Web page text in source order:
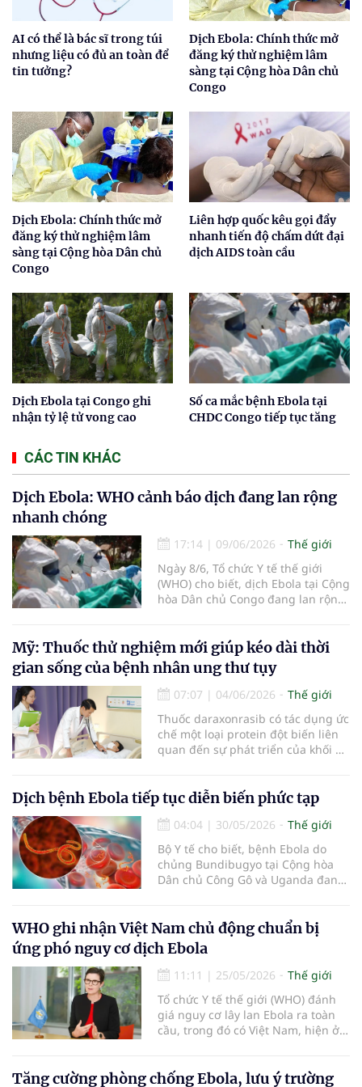
AI có thể là bác sĩ trong túi
nhưng liệu có đủ an toàn để
tin tưởng?
Dịch Ebola: Chính thức mở
đăng ký thử nghiệm lâm
sàng tại Cộng hòa Dân chủ
Congo
Dịch Ebola: Chính thức mở
đăng ký thử nghiệm lâm
sàng tại Cộng hòa Dân chủ
Congo
Liên hợp quốc kêu gọi đẩy
nhanh tiến độ chấm dứt đại
dịch AIDS toàn cầu
Dịch Ebola tại Congo ghi
nhận tỷ lệ tử vong cao
Số ca mắc bệnh Ebola tại
CHDC Congo tiếp tục tăng
CÁC TIN KHÁC
Dịch Ebola: WHO cảnh báo dịch đang lan rộng
nhanh chóng
17:14 | 09/06/2026
Thế giới
Ngày 8/6, Tổ chức Y tế thế giới
(WHO) cho biết, dịch Ebola tại Cộng
hòa Dân chủ Congo đang lan rộng
lây truyền xuyên biên giới sang
Uganda.
Mỹ: Thuốc thử nghiệm mới giúp kéo dài thời
gian sống của bệnh nhân ung thư tụy
07:07 | 04/06/2026
Thế giới
Thuốc daraxonrasib có tác dụng ức
chế một loại protein đột biến liên
quan đến sự phát triển của khối u,
Dịch bệnh Ebola tiếp tục diễn biến phức tạp
04:04 | 30/05/2026
Thế giới
Bộ Y tế cho biết, bệnh Ebola do
chủng Bundibugyo tại Cộng hòa
Dân chủ Công Gô và Uganda đang
truyền qua biên giới. Hiện, bệnh
chưa có vaccine hoặc phương
pháp điều trị nào được phê duyệt.
WHO ghi nhận Việt Nam chủ động chuẩn bị
ứng phó nguy cơ dịch Ebola
11:11 | 25/05/2026
Thế giới
Tổ chức Y tế thế giới (WHO) đánh
giá nguy cơ lây lan Ebola ra toàn
cầu, trong đó có Việt Nam, hiện ở
việc tăng cường giám sát, truyền
Tăng cường phòng chống Ebola, lưu ý trường